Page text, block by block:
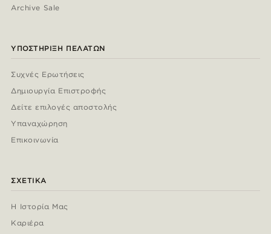
Archive Sale
ΥΠΟΣΤΉΡΙΞΗ ΠΕΛΑΤΏΝ
Συχνές Ερωτήσεις
Δημιουργία Επιστροφής
Δείτε επιλογές αποστολής
Υπαναχώρηση
Επικοινωνία
ΣΧΕΤΙΚΆ
Η Ιστορία Μας
Καριέρα